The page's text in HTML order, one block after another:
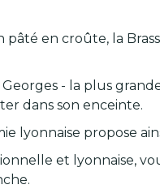
en croûte, la
- la plus
dans son enceinte.
lyonnaise propose
et lyonnaise,